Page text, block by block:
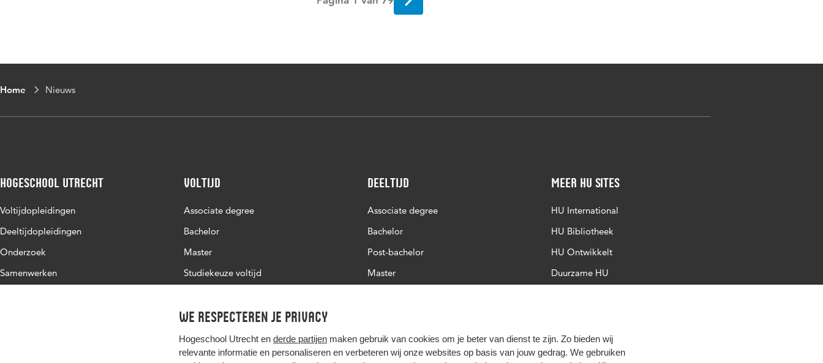
We respecteren je privacy
Hogeschool Utrecht en derde partijen maken gebruik van cookies om je beter van dienst te zijn. Zo bieden wij
relevante informatie en personaliseren en verbeteren wij onze websites op basis van jouw gedrag. We gebruiken
Home Nieuws
Hogeschool Utrecht
Voltijdopleidingen
Deeltijdopleidingen
Onderzoek
Samenwerken
Voltijd
Associate degree
Bachelor
Master
Studiekeuze voltijd
Deeltijd
Associate degree
Bachelor
Post-bachelor
Master
Meer HU sites
HU International
HU Bibliotheek
HU Ontwikkelt
Duurzame HU